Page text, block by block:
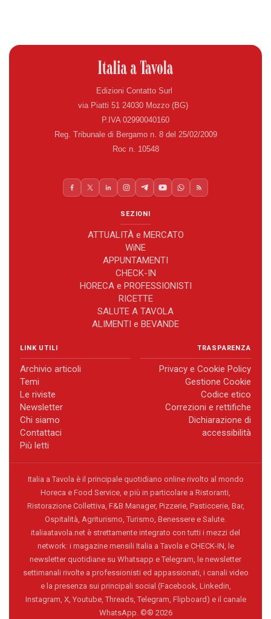
Edizioni Contatto Surl
via Piatti 51 24030 Mozzo (BG)
P.IVA 02990040160
Reg. Tribunale di Bergamo n. 8 del 25/02/2009
Roc n. 10548
SEZIONI
ATTUALITÀ e MERCATO
WiNE
APPUNTAMENTI
CHECK-IN
HORECA e PROFESSIONISTI
RICETTE
SALUTE A TAVOLA
ALIMENTI e BEVANDE
LINK UTILI
Archivio articoli
Temi
Le riviste
Newsletter
Chi siamo
Contattaci
Più letti
TRASPARENZA
Privacy e Cookie Policy
Gestione Cookie
Codice etico
Correzioni e rettifiche
Dichiarazione di
accessibilità
Italia a Tavola è il principale quotidiano online rivolto al mondo
Horeca e Food Service, e più in particolare a Ristoranti,
Ristorazione Collettiva, F&B Manager, Pizzerie, Pasticcerie, Bar,
Ospitalità, Agriturismo, Turismo, Benessere e Salute.
italiaatavola.net è strettamente integrato con tutti i mezzi del
network: i magazine mensili Italia a Tavola e CHECK-IN, le
newsletter quotidiane su Whatsapp e Telegram, le newsletter
settimanali rivolte a professionisti ed appassionati, i canali video
e la presenza sui principali social (Facebook, Linkedin,
Instagram, X, Youtube, Threads, Telegram, Flipboard) e il canale
WhatsApp. ©® 2026